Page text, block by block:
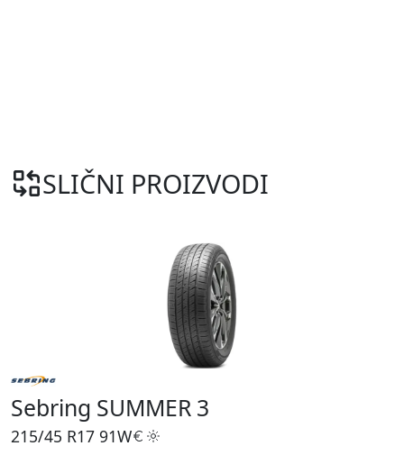
SLIČNI PROIZVODI
Sebring SUMMER 3
215/45 R17 91W